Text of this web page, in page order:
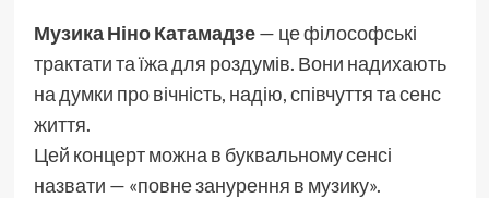
Музика Ніно Катамадзе— це філософські
трактати та їжа для роздумів. Вони надихають
на думки про вічність, надію, співчуття та сенс
життя.
Цей концерт можна в буквальному сенсі
назвати — «повне занурення в музику».